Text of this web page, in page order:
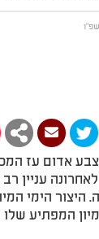
אדום עז
עניין
הימי
המפתיע